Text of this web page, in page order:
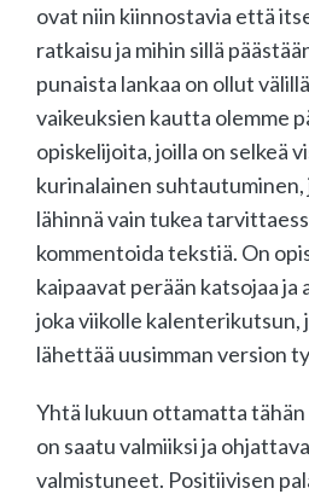
ovat niin kiinnostavia että
ratkaisu ja mihin sillä
punaista lankaa on ollut
vaikeuksien kautta olemme
opiskelijoita, joilla on selkeä
kurinalainen
lähinnä vain tukea
kommentoida tekstiä. On
kaipaavat perään katsojaa
joka viikolle kalenterikutsun,
lähettää uusimman version
Yhtä lukuun ottamatta
on saatu valmiiksi ja
valmistuneet. Positiivisen